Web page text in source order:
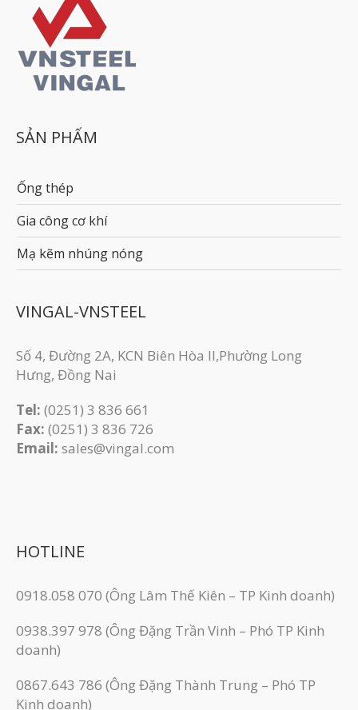
SẢN PHẨM
Ống thép
Gia công cơ khí
Mạ kẽm nhúng nóng
VINGAL-VNSTEEL
Số 4, Đường 2A, KCN Biên Hòa II,Phường Long
Hưng, Đồng Nai
Tel: (0251) 3 836 661
Fax: (0251) 3 83​6 726
Email: sales@vingal.com
HOTLINE
0918.058 070 (Ông Lâm Thế Kiên – TP Kinh doanh)
0938.397 978 (Ông Đặng Trần Vinh – Phó TP Kinh
doanh)
0867.643 786 (Ông Đặng Thành Trung – Phó TP
Kinh doanh)